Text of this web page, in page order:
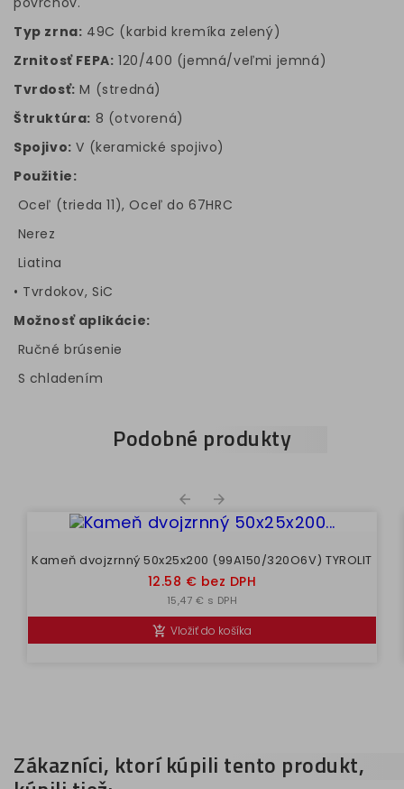
Typ zrna: 49C (karbid kremíka zelený)
Zrnitosť FEPA: 120/400 (jemná/veľmi jemná)
Tvrdosť: M (stredná)
Štruktúra: 8 (otvorená)
Spojivo: V (keramické spojivo)
Použitie:
Oceľ (trieda 11), Oceľ do 67HRC
Nerez
Liatina
• Tvrdokov, SiC
Možnosť aplikácie:
Ručné brúsenie
S chladením
Podobné produkty
 
Kameň dvojzrnný 50x25x200 (99A150/320O6V) TYROLIT
Cena
12.58 € bez DPH
15,47 € s DPH
 Vložiť do košíka
Zákazníci, ktorí kúpili tento produkt,